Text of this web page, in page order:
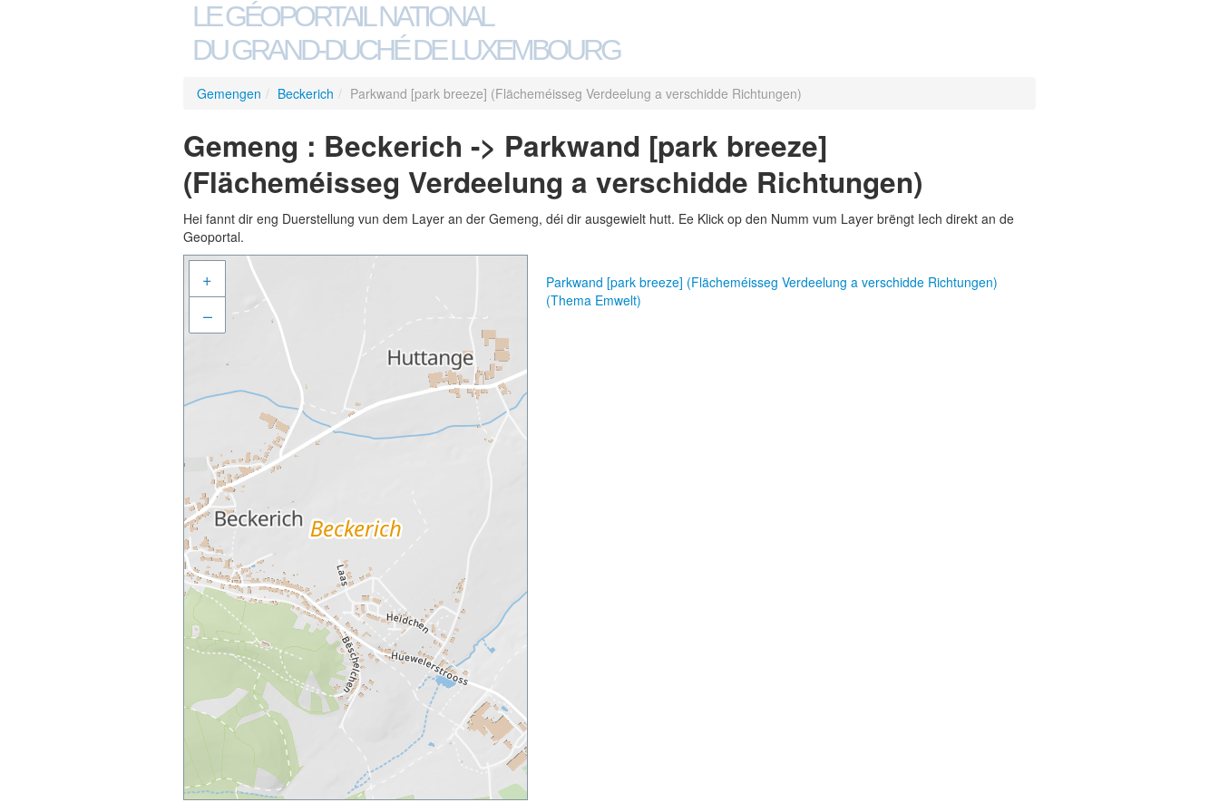
LE GÉOPORTAIL NATIONAL
DU GRAND-DUCHÉ DE LUXEMBOURG
Gemengen / Beckerich / Parkwand [park breeze] (Flächeméisseg Verdeelung a verschidde Richtungen)
Gemeng : Beckerich -> Parkwand [park breeze]
(Flächeméisseg Verdeelung a verschidde Richtungen)
Hei fannt dir eng Duerstellung vun dem Layer an der Gemeng, déi dir ausgewielt hutt. Ee Klick op den Numm vum Layer brëngt Iech direkt an de
Geoportal.
+
–
Parkwand [park breeze] (Flächeméisseg Verdeelung a verschidde Richtungen)
(Thema Emwelt)